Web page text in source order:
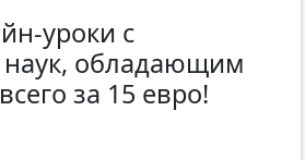
уроки с
наук, обладающим
за 15 евро!